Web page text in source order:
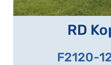
RD
F2120-